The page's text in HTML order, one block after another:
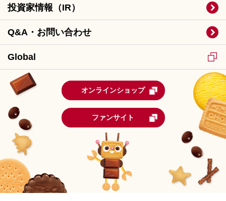
投資家情報（IR）
Q&A・お問い合わせ
Global
オンラインショップ
ファンサイト